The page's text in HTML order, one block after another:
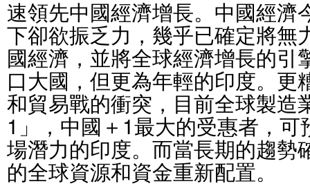
速領先中國經濟增長。中國經濟
下卻欲振乏力，幾乎已確定將無
國經濟，並將全球經濟增長的引
口大國，但更為年輕的印度。更
和貿易戰的衝突，目前全球製造
1」，中國＋1最大的受惠者，
場潛力的印度。而當長期的趨勢
的全球資源和資金重新配置。